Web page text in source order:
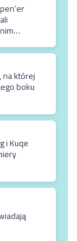
na której
boku
i Kuqe